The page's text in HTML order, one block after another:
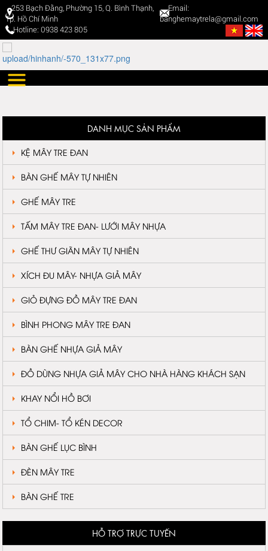
253 Bạch Đằng, Phường 15, Q. Bình Thạnh,
Tp. Hồ Chí Minh
Email:
banghemaytrela@gmail.com
Hotline: 0938 423 805
DANH MỤC SẢN PHẨM
KỆ MÂY TRE ĐAN
BÀN GHẾ MÂY TỰ NHIÊN
GHẾ MÂY TRE
TẤM MÂY TRE ĐAN- LƯỚI MÂY NHỰA
GHẾ THƯ GIÃN MÂY TỰ NHIÊN
XÍCH ĐU MÂY- NHỰA GIẢ MÂY
GIỎ ĐỰNG ĐỒ MÂY TRE ĐAN
BÌNH PHONG MÂY TRE ĐAN
BÀN GHẾ NHỰA GIẢ MÂY
ĐỒ DÙNG NHỰA GIẢ MÂY CHO NHÀ HÀNG KHÁCH SẠN
KHAY NỔI HỒ BƠI
TỔ CHIM- TỔ KÉN DECOR
BÀN GHẾ LỤC BÌNH
ĐÈN MÂY TRE
BÀN GHẾ TRE
HỖ TRỢ TRỰC TUYẾN